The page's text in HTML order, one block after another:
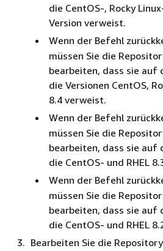
die CentOS-, Rocky
Version verweist.
Wenn der Befehl
müssen Sie die
bearbeiten, dass sie auf
die Versionen CentOS,
8.4 verweist.
Wenn der Befehl
müssen Sie die
bearbeiten, dass sie auf
die CentOS- und RHEL
Wenn der Befehl
müssen Sie die
bearbeiten, dass sie auf
die CentOS- und RHEL
Bearbeiten Sie die